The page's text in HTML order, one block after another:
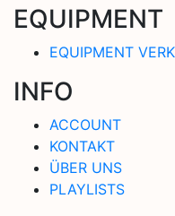
EQUIPMENT
EQUIPMENT
INFO
ACCOUNT
KONTAKT
ÜBER UNS
PLAYLISTS